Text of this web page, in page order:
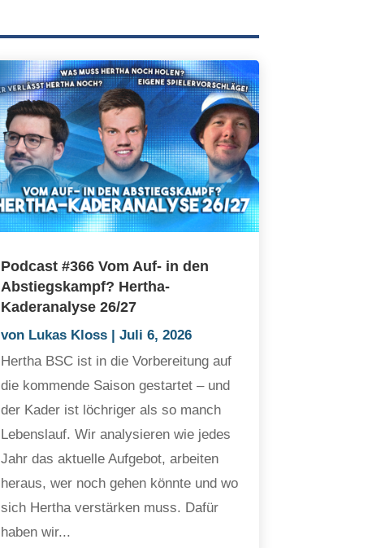
Podcast #366 Vom Auf- in den
Abstiegskampf? Hertha-
Kaderanalyse 26/27
von Lukas Kloss| Juli 6, 2026
Hertha BSC ist in die Vorbereitung auf
die kommende Saison gestartet – und
der Kader ist löchriger als so manch
Lebenslauf. Wir analysieren wie jedes
Jahr das aktuelle Aufgebot, arbeiten
heraus, wer noch gehen könnte und wo
sich Hertha verstärken muss. Dafür
haben wir...